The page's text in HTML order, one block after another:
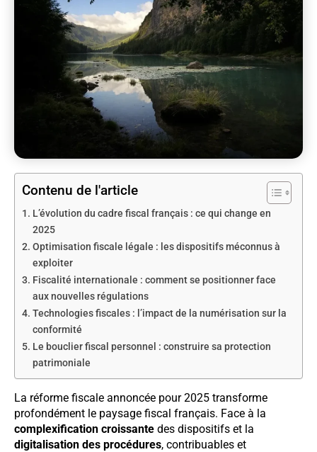
Contenu de l'article
L’évolution du cadre fiscal français : ce qui change en
2025
Optimisation fiscale légale : les dispositifs méconnus à
exploiter
Fiscalité internationale : comment se positionner face
aux nouvelles régulations
Technologies fiscales : l’impact de la numérisation sur la
conformité
Le bouclier fiscal personnel : construire sa protection
patrimoniale
La réforme fiscale annoncée pour 2025 transforme
profondément le paysage fiscal français. Face à la
complexification croissante des dispositifs et la
digitalisation des procédures, contribuables et